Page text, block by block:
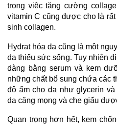
trong việc tăng cường
vitamin C cũng được cho là
sinh collagen.
Hydrat hóa da cũng là một
da thiếu sức sống. Tuy nhiên
dàng bằng serum và kem
những chất bổ sung chứa các
độ ẩm cho da như glycerin
da căng mọng và che giấu
Quan trọng hơn hết, kem